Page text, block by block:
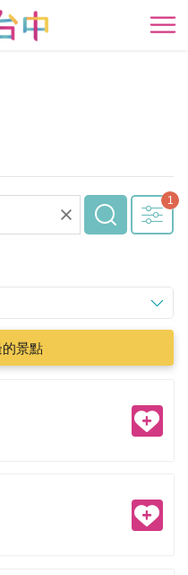
開
景點